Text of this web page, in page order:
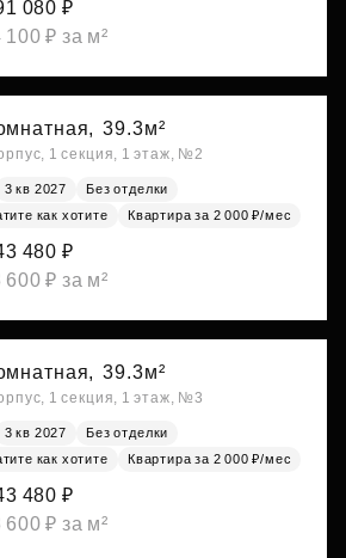
080 ₽
100 ₽ за м²
39.3м²
1 секция, 1 этаж, №2
3 кв 2027
Без отделки
как хотите
Квартира за 2 000 ₽/мес
480 ₽
600 ₽ за м²
39.3м²
1 секция, 1 этаж, №3
3 кв 2027
Без отделки
как хотите
Квартира за 2 000 ₽/мес
480 ₽
600 ₽ за м²